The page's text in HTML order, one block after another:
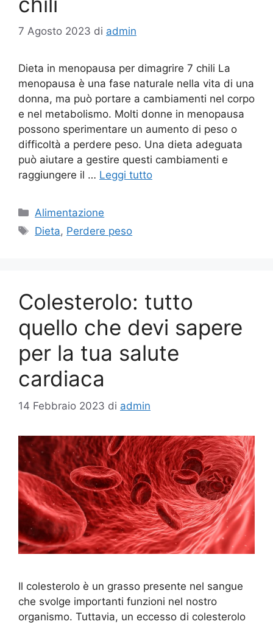
7 Agosto 2023 di admin
Dieta in menopausa per dimagrire 7 chili La
menopausa è una fase naturale nella vita di una
donna, ma può portare a cambiamenti nel corpo
e nel metabolismo. Molti donne in menopausa
possono sperimentare un aumento di peso o
difficoltà a perdere peso. Una dieta adeguata
può aiutare a gestire questi cambiamenti e
raggiungere il … Leggi tutto
Categorie
Alimentazione
Tag
Dieta, Perdere peso
Colesterolo: tutto
quello che devi sapere
per la tua salute
cardiaca
14 Febbraio 2023 di admin
Il colesterolo è un grasso presente nel sangue
che svolge importanti funzioni nel nostro
organismo. Tuttavia, un eccesso di colesterolo